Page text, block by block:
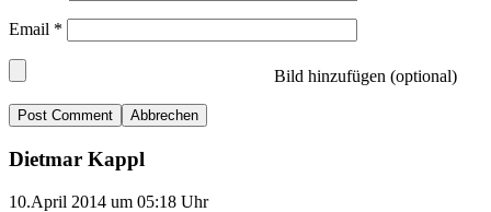
Email *
Bild hinzufügen (optional)
Abbrechen
Dietmar Kappl
10.April 2014 um 05:18 Uhr